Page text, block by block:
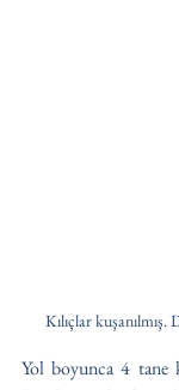
Kılıçlar kuşanılmış.
Yol boyunca 4 tane